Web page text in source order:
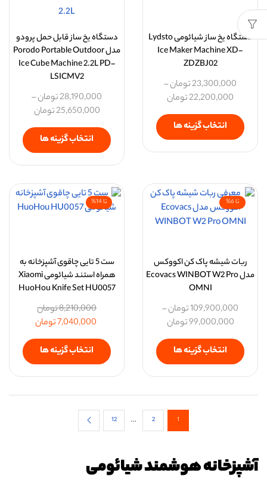
دستگاه یخ ساز شیائومی Lydsto
Ice Maker Machine XD-
ZDZBJ02
23,300,000تومان–
22,200,000تومان
انتخاب گزینه ها
دستگاه یخ ساز قابل حمل پرودو
مدل Porodo Portable Outdoor
Ice Cube Machine 2.2L PD-
LSICMV2
28,190,000تومان–
25,650,000تومان
انتخاب گزینه ها
تا 6%
ربات شیشه پاک کن اکووکس
مدل Ecovacs WINBOT W2 Pro
OMNI
109,900,000تومان–
99,000,000تومان
انتخاب گزینه ها
تا 14%
ست 5 تایی چاقوی آشپزخانه به
همراه استند شیائومی Xiaomi
HuoHou Knife Set HU0057
8,210,000تومان
7,040,000تومان
انتخاب گزینه ها
1
2
…
12
آشپزخانه هوشمند شیائومی